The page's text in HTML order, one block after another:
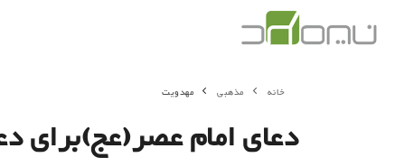
خانه مذهبی مهدویت
دعای امام عصر(عج)برای